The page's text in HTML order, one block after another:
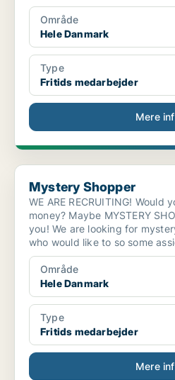
Område
Hele Danmark
Type
Fritids medarbejder
Mere
Mystery Shopper
Mystery Shopper
WE ARE RECRUITING! Would
money? Maybe MYSTERY
you! We are looking for
who would like to so some
Område
Hele Danmark
Type
Fritids medarbejder
Mere